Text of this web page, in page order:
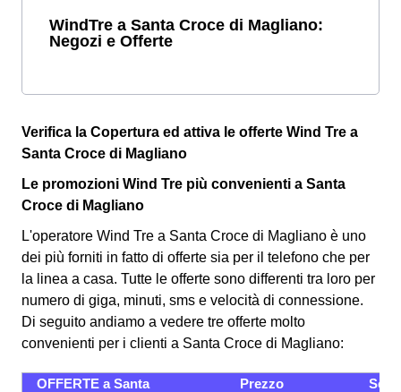
WindTre a Santa Croce di Magliano:
Negozi e Offerte
Verifica la Copertura ed attiva le offerte Wind Tre a
Santa Croce di Magliano
Le promozioni Wind Tre più convenienti a Santa
Croce di Magliano
L'operatore Wind Tre a Santa Croce di Magliano è uno
dei più forniti in fatto di offerte sia per il telefono che per
la linea a casa. Tutte le offerte sono differenti tra loro per
numero di giga, minuti, sms e velocità di connessione.
Di seguito andiamo a vedere tre offerte molto
convenienti per i clienti a Santa Croce di Magliano:
OFFERTE a Santa
Prezzo